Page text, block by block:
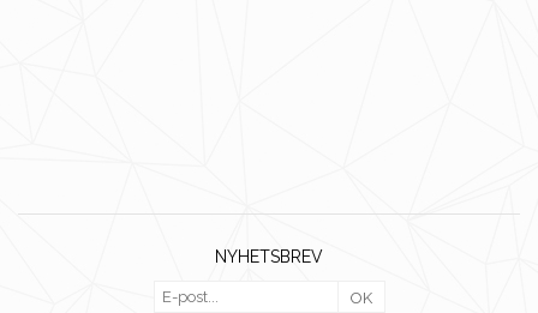
NYHETSBREV
OK